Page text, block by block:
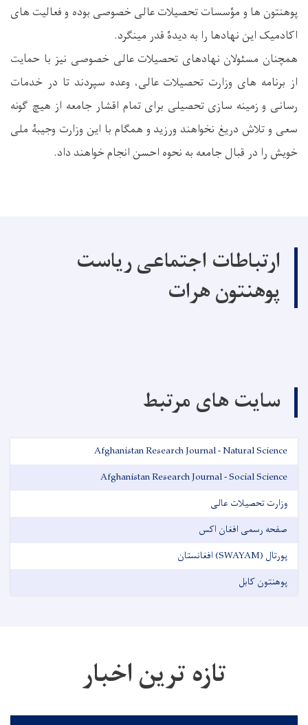
پوهنتون ها و مؤسسات تحصیلات عالی خصوصی بوده و فعالیت های
اکادمیک این نهادها را به دیدۀ قدر مینگرد.
همچنان مسئولان نهادهای تحصیلات عالی خصوصی نیز با حمایت
از برنامه های وزارت تحصیلات عالی، وعده سپردند تا در خدمات
رسانی و زمینه سازی تحصیلی برای تمام اقشار جامعه از هیچ گونه
سعی و تلاش دریغ نخواهند ورزید و همگام با این وزارت وجیبۀ ملی
خویش را در قبال جامعه به نحوه احسن انجام خواهند داد.
ارتباطات اجتماعی ریاست
پوهنتون هرات
سایت های مرتبط
Afghanistan Research Journal - Natural Science
Afghanistan Research Journal - Social Science
وزارت تحصیلات عالی
صفحه رسمی افغان اکس
پورتال (SWAYAM) افغانستان
پوهنتون کابل
تازه ترین اخبار